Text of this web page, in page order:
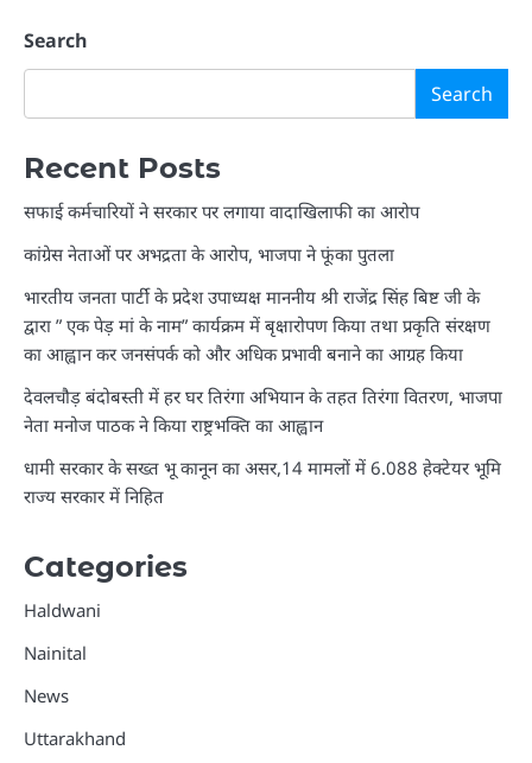
Search
Search
Recent Posts
सफाई कर्मचारियों ने सरकार पर लगाया वादाखिलाफी का आरोप
कांग्रेस नेताओं पर अभद्रता के आरोप, भाजपा ने फूंका पुतला
भारतीय जनता पार्टी के प्रदेश उपाध्यक्ष माननीय श्री राजेंद्र सिंह बिष्ट जी के
द्वारा ” एक पेड़ मां के नाम” कार्यक्रम में बृक्षारोपण किया तथा प्रकृति संरक्षण
का आह्वान कर जनसंपर्क को और अधिक प्रभावी बनाने का आग्रह किया
देवलचौड़ बंदोबस्ती में हर घर तिरंगा अभियान के तहत तिरंगा वितरण, भाजपा
नेता मनोज पाठक ने किया राष्ट्रभक्ति का आह्वान
धामी सरकार के सख्त भू कानून का असर,14 मामलों में 6.088 हेक्टेयर भूमि
राज्य सरकार में निहित
Categories
Haldwani
Nainital
News
Uttarakhand